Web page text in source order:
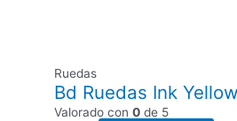
Ruedas
Bd Ruedas Ink
Valorado con0 de 5